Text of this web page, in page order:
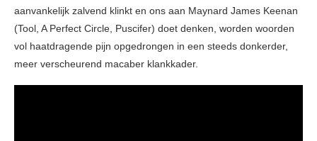
aanvankelijk zalvend klinkt en ons aan Maynard James Keenan
(Tool, A Perfect Circle, Puscifer) doet denken, worden woorden
vol haatdragende pijn opgedrongen in een steeds donkerder,
meer verscheurend macaber klankkader.